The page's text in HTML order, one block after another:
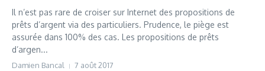
Il n’est pas rare de croiser sur Internet des propositions de
prêts d’argent via des particuliers. Prudence, le piège est
assurée dans 100% des cas. Les propositions de prêts
d’argen...
Damien Bancal 7 août 2017